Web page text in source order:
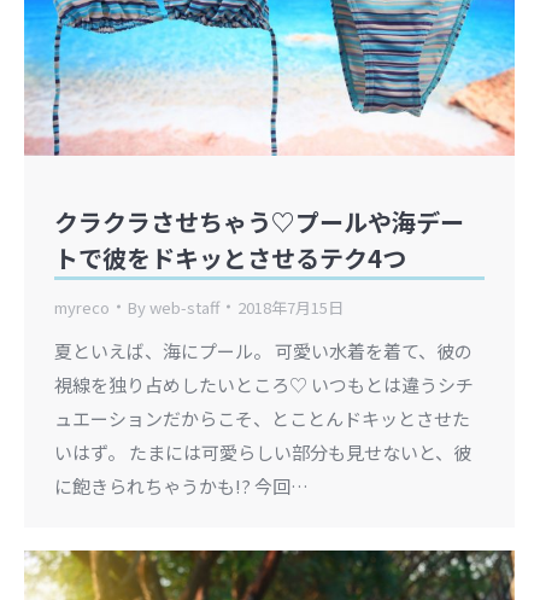
クラクラさせちゃう♡プールや海デー
トで彼をドキッとさせるテク4つ
myreco Byweb-staff 2018年7月15日
夏といえば、海にプール。 可愛い水着を着て、彼の
視線を独り占めしたいところ♡ いつもとは違うシチ
ュエーションだからこそ、とことんドキッとさせた
いはず。 たまには可愛らしい部分も見せないと、彼
に飽きられちゃうかも!? 今回…